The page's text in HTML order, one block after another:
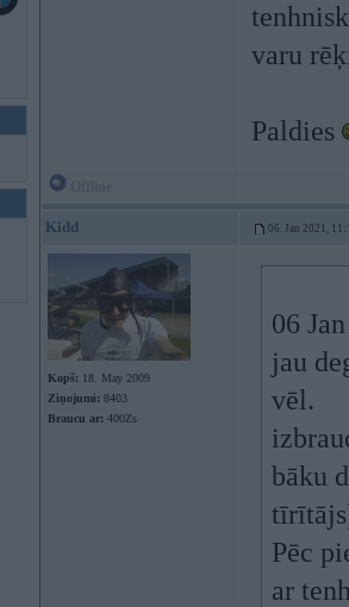
varu
Paldies
Kidd 06. Jan 2021,
Kopš: 18. May 2009
Ziņojumi: 8403
Braucu ar: 400Zs
06
jau
vēl.
bāku
Pēc
ar